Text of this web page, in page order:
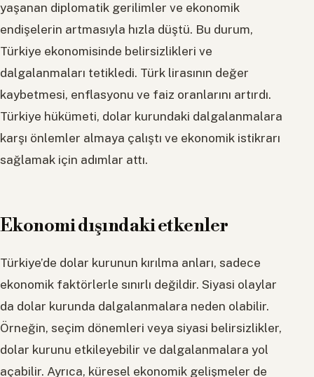
yaşanan diplomatik gerilimler ve ekonomik
endişelerin artmasıyla hızla düştü. Bu durum,
Türkiye ekonomisinde belirsizlikleri ve
dalgalanmaları tetikledi. Türk lirasının değer
kaybetmesi, enflasyonu ve faiz oranlarını artırdı.
Türkiye hükümeti, dolar kurundaki dalgalanmalara
karşı önlemler almaya çalıştı ve ekonomik istikrarı
sağlamak için adımlar attı.
Ekonomi dışındaki etkenler
Türkiye’de dolar kurunun kırılma anları, sadece
ekonomik faktörlerle sınırlı değildir. Siyasi olaylar
da dolar kurunda dalgalanmalara neden olabilir.
Örneğin, seçim dönemleri veya siyasi belirsizlikler,
dolar kurunu etkileyebilir ve dalgalanmalara yol
açabilir. Ayrıca, küresel ekonomik gelişmeler de